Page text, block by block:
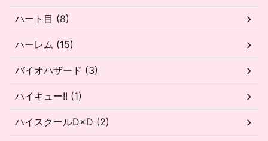
ハート目 (8)
ハーレム (15)
バイオハザード (3)
ハイキュー!! (1)
ハイスクールD×D (2)